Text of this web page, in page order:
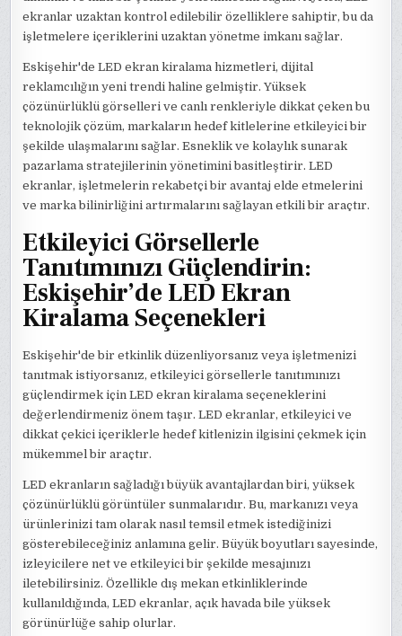
ekranlar uzaktan kontrol edilebilir özelliklere sahiptir, bu da
işletmelere içeriklerini uzaktan yönetme imkanı sağlar.
Eskişehir'de LED ekran kiralama hizmetleri, dijital
reklamcılığın yeni trendi haline gelmiştir. Yüksek
çözünürlüklü görselleri ve canlı renkleriyle dikkat çeken bu
teknolojik çözüm, markaların hedef kitlelerine etkileyici bir
şekilde ulaşmalarını sağlar. Esneklik ve kolaylık sunarak
pazarlama stratejilerinin yönetimini basitleştirir. LED
ekranlar, işletmelerin rekabetçi bir avantaj elde etmelerini
ve marka bilinirliğini artırmalarını sağlayan etkili bir araçtır.
Etkileyici Görsellerle
Tanıtımınızı Güçlendirin:
Eskişehir’de LED Ekran
Kiralama Seçenekleri
Eskişehir'de bir etkinlik düzenliyorsanız veya işletmenizi
tanıtmak istiyorsanız, etkileyici görsellerle tanıtımınızı
güçlendirmek için LED ekran kiralama seçeneklerini
değerlendirmeniz önem taşır. LED ekranlar, etkileyici ve
dikkat çekici içeriklerle hedef kitlenizin ilgisini çekmek için
mükemmel bir araçtır.
LED ekranların sağladığı büyük avantajlardan biri, yüksek
çözünürlüklü görüntüler sunmalarıdır. Bu, markanızı veya
ürünlerinizi tam olarak nasıl temsil etmek istediğinizi
gösterebileceğiniz anlamına gelir. Büyük boyutları sayesinde,
izleyicilere net ve etkileyici bir şekilde mesajınızı
iletebilirsiniz. Özellikle dış mekan etkinliklerinde
kullanıldığında, LED ekranlar, açık havada bile yüksek
görünürlüğe sahip olurlar.